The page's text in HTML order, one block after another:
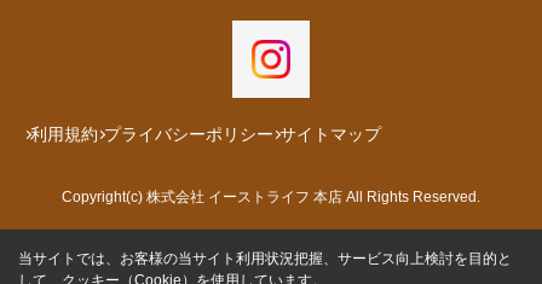
利用規約 プライバシーポリシー サイトマップ
Copyright(c) 株式会社 イーストライフ 本店 All Rights Reserved.
当サイトでは、お客様の当サイト利用状況把握、サービス向上検討を目的と
して、クッキー（Cookie）を使用しています。